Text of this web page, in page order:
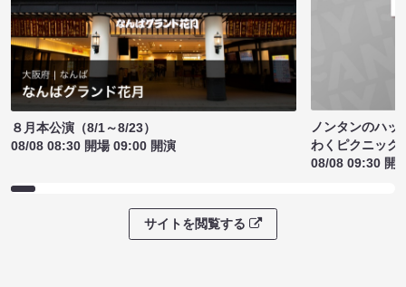
８月本公演（8/1～8/23）
08/08 08:30 開場 09:00 開演
ノンタンのハッ
わくピクニック
08/08 09:30 開
サイトを閲覧する